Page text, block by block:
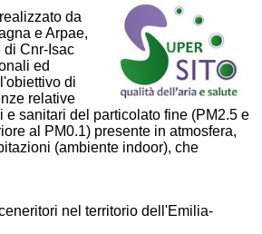
da
e Arpae,
di Cnr-Isac
ed
di
relative
e sanitari del particolato fine (PM2.5 e
al PM0.1) presente in atmosfera,
(ambiente indoor), che
nel territorio dell'Emilia-